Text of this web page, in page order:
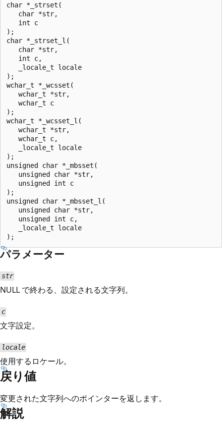
char *_strset(
   char *str,
   int c
);
char *_strset_l(
   char *str,
   int c,
   _locale_t locale
);
wchar_t *_wcsset(
   wchar_t *str,
   wchar_t c
);
wchar_t *_wcsset_l(
   wchar_t *str,
   wchar_t c,
   _locale_t locale
);
unsigned char *_mbsset(
   unsigned char *str,
   unsigned int c
);
unsigned char *_mbsset_l(
   unsigned char *str,
   unsigned int c,
   _locale_t locale
パラメーター
str
NULL で終わる、設定される文字列。
c
文字設定。
locale
使用するロケール。
戻り値
変更された文字列へのポインターを返します。
解説